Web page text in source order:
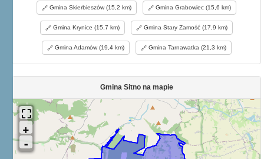
Gmina Skierbieszów (15,2 km) Gmina Grabowiec (15,6 km)
Gmina Krynice (15,7 km) Gmina Stary Zamość (17,9 km)
Gmina Adamów (19,4 km) Gmina Tarnawatka (21,3 km)
Gmina Sitno na mapie